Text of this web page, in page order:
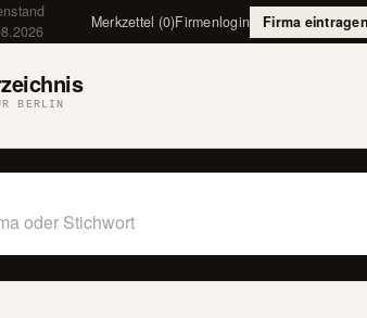
Merkzettel (0)Firmenlogin Firma eintragen
BERLIN